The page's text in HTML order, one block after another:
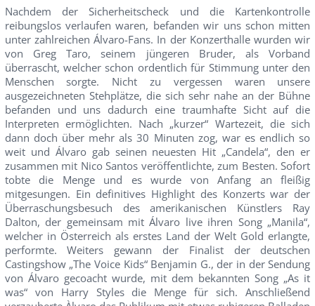
Nachdem der Sicherheitscheck und die Kartenkontrolle
reibungslos verlaufen waren, befanden wir uns schon mitten
unter zahlreichen Álvaro-Fans. In der Konzerthalle wurden wir
von Greg Taro, seinem jüngeren Bruder, als Vorband
überrascht, welcher schon ordentlich für Stimmung unter den
Menschen sorgte. Nicht zu vergessen waren unsere
ausgezeichneten Stehplätze, die sich sehr nahe an der Bühne
befanden und uns dadurch eine traumhafte Sicht auf die
Interpreten ermöglichten. Nach „kurzer“ Wartezeit, die sich
dann doch über mehr als 30 Minuten zog, war es endlich so
weit und Álvaro gab seinen neuesten Hit „Candela“, den er
zusammen mit Nico Santos veröffentlichte, zum Besten. Sofort
tobte die Menge und es wurde von Anfang an fleißig
mitgesungen. Ein definitives Highlight des Konzerts war der
Überraschungsbesuch des amerikanischen Künstlers Ray
Dalton, der gemeinsam mit Álvaro live ihren Song „Manila“,
welcher in Österreich als erstes Land der Welt Gold erlangte,
performte. Weiters gewann der Finalist der deutschen
Castingshow „The Voice Kids“ Benjamin G., der in der Sendung
von Álvaro gecoacht wurde, mit dem bekannten Song „As it
was“ von Harry Styles die Menge für sich. Anschließend